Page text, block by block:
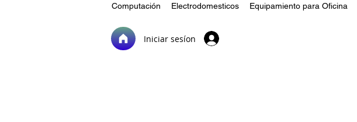
Computación Electrodomesticos Equipamiento para Oficina
Iniciar sesíon